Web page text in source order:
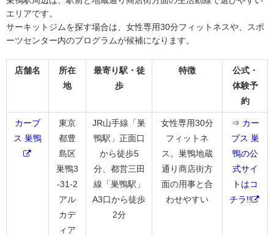
エリアです。
サーキットジムを探す場合は、女性専用30分フィットネスや、スポ
ーツセンター内のプログラムが候補になります。
店舗名
所在
地
最寄り駅・徒
歩
特徴
公式・
体験予
約
カーブ
ス 巣鴨
東京
都豊
島区
巣鴨3
-31-2
アル
カデ
ィア
JR山手線「巣
鴨駅」正面口
から徒歩5
分、都営三田
線「巣鴨駅」
A3口から徒歩
2分
女性専用30分
フィットネ
ス。巣鴨地蔵
通り商店街方
面の用事と合
わせやすい
⇒ カー
ブス 巣
鴨の公
式サイ
トはコ
チラ!!